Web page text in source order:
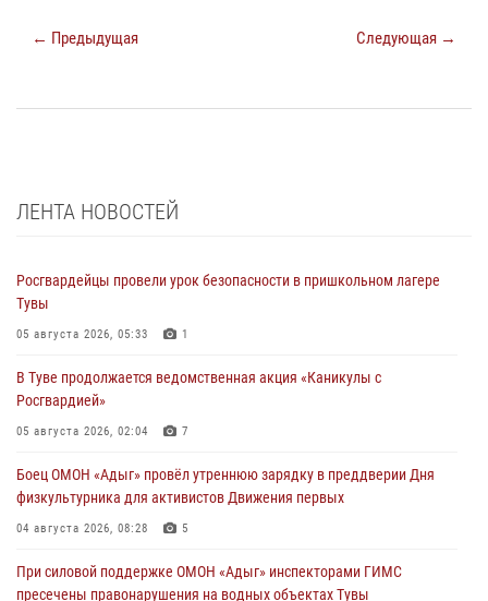
← Предыдущая Следующая →
ЛЕНТА НОВОСТЕЙ
Росгвардейцы провели урок безопасности в пришкольном лагере
Тувы
05 августа 2026, 05:33 1
В Туве продолжается ведомственная акция «Каникулы с
Росгвардией»
05 августа 2026, 02:04 7
Боец ОМОН «Адыг» провёл утреннюю зарядку в преддверии Дня
физкультурника для активистов Движения первых
04 августа 2026, 08:28 5
При силовой поддержке ОМОН «Адыг» инспекторами ГИМС
пресечены правонарушения на водных объектах Тувы